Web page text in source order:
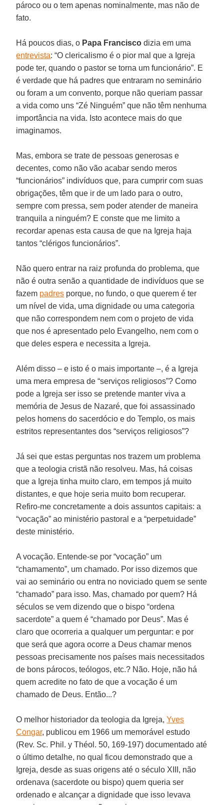
pároco ou o tem apenas nominalmente, mas não de
fato.
Há poucos dias, o Papa Francisco dizia em uma
entrevista: “O clericalismo é o pior mal que a Igreja
pode ter, quando o pastor se torna um funcionário”. E
é verdade que há padres que entraram no seminário
ou foram a um convento, porque não queriam passar
a vida como uns “Zé Ninguém” que não têm nenhuma
importância na vida. Isto acontece mais do que
imaginamos.
Mas, embora se trate de pessoas generosas e
decentes, como não vão acabar sendo meros
“funcionários” indivíduos que, para cumprir com suas
obrigações, têm que ir de um lado para o outro,
sempre com pressa, sem poder atender de maneira
tranquila a ninguém? E conste que me limito a
recordar apenas esta causa de que na Igreja haja
tantos “clérigos funcionários”.
Não quero entrar na raiz profunda do problema, que
não é outra senão a quantidade de indivíduos que se
fazem padres porque, no fundo, o que querem é ter
um nível de vida, uma dignidade ou uma categoria
que não correspondem nem com o projeto de vida
que nos é apresentado pelo Evangelho, nem com o
que deles espera e necessita a Igreja.
Além disso – e isto é o mais importante –, é a Igreja
uma mera empresa de “serviços religiosos”? Como
pode a Igreja ser isso se pretende manter viva a
memória de Jesus de Nazaré, que foi assassinado
pelos homens do sacerdócio e do Templo, os mais
estritos representantes dos “serviços religiosos”?
Já sei que estas perguntas nos trazem um problema
que a teologia cristã não resolveu. Mas, há coisas
que a Igreja tinha muito claro, em tempos já muito
distantes, e que hoje seria muito bom recuperar.
Refiro-me concretamente a dois assuntos capitais: a
“vocação” ao ministério pastoral e a “perpetuidade”
deste ministério.
A vocação. Entende-se por “vocação” um
“chamamento”, um chamado. Por isso dizemos que
vai ao seminário ou entra no noviciado quem se sente
“chamado” para isso. Mas, chamado por quem? Há
séculos se vem dizendo que o bispo “ordena
sacerdote” a quem é “chamado por Deus”. Mas é
claro que ocorreria a qualquer um perguntar: e por
que será que agora ocorre a Deus chamar menos
pessoas precisamente nos países mais necessitados
de bons párocos, teólogos, etc.? Não. Hoje, não há
quem acredite no fato de que a vocação é um
chamado de Deus. Então...?
O melhor historiador da teologia da Igreja,Yves
Congar, publicou em 1966 um memorável estudo
(Rev. Sc. Phil. y Théol. 50, 169-197) documentado até
o último detalhe, no qual ficou demonstrado que a
Igreja, desde as suas origens até o século XIII, não
ordenava (sacerdote ou bispo) quem queria ser
ordenado e alcançar a dignidade que isso levava